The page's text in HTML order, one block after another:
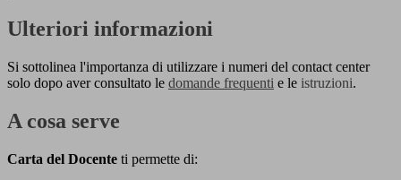
Ulteriori informazioni
Si sottolinea l'importanza di utilizzare i numeri del contact center
solo dopo aver consultato le domande frequenti e le istruzioni.
A cosa serve
Carta del Docente ti permette di: